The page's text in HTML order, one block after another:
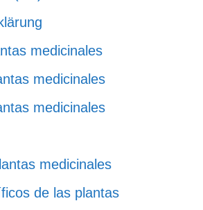
medicinales
medicinales
medicinales
medicinales
de las plantas